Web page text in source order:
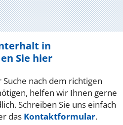
in
Sie hier
nach dem richtigen
helfen wir Ihnen gerne
Schreiben Sie uns einfach
das Kontaktformular.